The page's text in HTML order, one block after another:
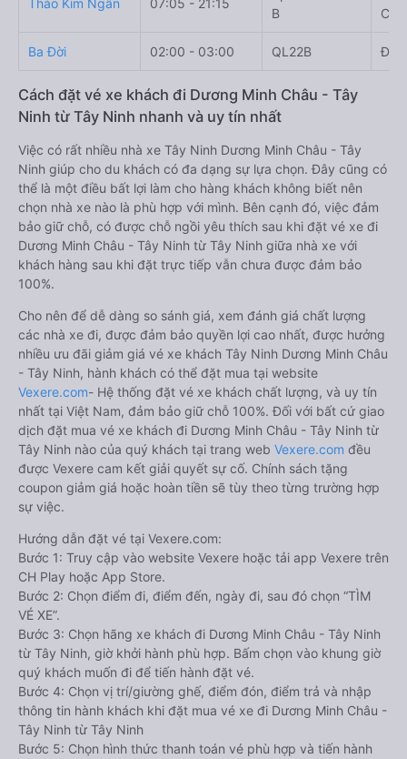
Thảo Kim Ngân 07:05 - 21:15
B
Ba Đời 02:00 - 03:00 QL22B
Cách đặt vé xe khách đi Dương Minh Châu - Tây
Ninh từ Tây Ninh nhanh và uy tín nhất
Việc có rất nhiều nhà xe Tây Ninh Dương Minh Châu - Tây
Ninh giúp cho du khách có đa dạng sự lựa chọn. Đây cũng có
thể là một điều bất lợi làm cho hàng khách không biết nên
chọn nhà xe nào là phù hợp với mình. Bên cạnh đó, việc đảm
bảo giữ chỗ, có được chỗ ngồi yêu thích sau khi đặt vé xe đi
Dương Minh Châu - Tây Ninh từ Tây Ninh giữa nhà xe với
khách hàng sau khi đặt trực tiếp vẫn chưa được đảm bảo
100%.
Cho nên để dễ dàng so sánh giá, xem đánh giá chất lượng
các nhà xe đi, được đảm bảo quyền lợi cao nhất, được hưởng
nhiều ưu đãi giảm giá vé xe khách Tây Ninh Dương Minh Châu
- Tây Ninh, hành khách có thể đặt mua tại website
Vexere.com- Hệ thống đặt vé xe khách chất lượng, và uy tín
nhất tại Việt Nam, đảm bảo giữ chỗ 100%. Đối với bất cứ giao
dịch đặt mua vé xe khách đi Dương Minh Châu - Tây Ninh từ
Tây Ninh nào của quý khách tại trang web Vexere.com đều
được Vexere cam kết giải quyết sự cố. Chính sách tặng
coupon giảm giá hoặc hoàn tiền sẽ tùy theo từng trường hợp
sự việc.
Hướng dẫn đặt vé tại Vexere.com:
Bước 1: Truy cập vào website Vexere hoặc tải app Vexere trên
CH Play hoặc App Store.
Bước 2: Chọn điểm đi, điểm đến, ngày đi, sau đó chọn “TÌM
VÉ XE”.
Bước 3: Chọn hãng xe khách đi Dương Minh Châu - Tây Ninh
từ Tây Ninh, giờ khởi hành phù hợp. Bấm chọn vào khung giờ
quý khách muốn đi để tiến hành đặt vé.
Bước 4: Chọn vị trí/giường ghế, điểm đón, điểm trả và nhập
thông tin hành khách khi đặt mua vé xe đi Dương Minh Châu -
Tây Ninh từ Tây Ninh
Bước 5: Chọn hình thức thanh toán vé phù hợp và tiến hành